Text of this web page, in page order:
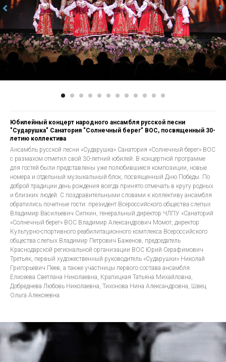
Юбилейный концерт народного ансамбля русской песни
"Сударушка" Санатория "Солнечный берег" ВОС, посвященный 30-
летию коллектива
Ансамбль русской песни «Сударушка» Санатория «Солнечный берег» ВОС
с размахом отметил свой 30-летний юбилей. В концертной программе
для гостей были представлены уже полюбившиеся композиции, новые
номера и отдельный музыкальный блок, посвященный Дню Победы. По
доброй традиции день рождения всегда принято отмечать в кругу родных
и близких людей. С поздравительными словами к коллективу ансамбля
обратились почетные гости: президент Всероссийского общества слепых
Владимир Васильевич Сипкин, генеральный директор ЧЛПУ «Санаторий
«Солнечный берег» ВОС Владимир Александрович Момот, директор
Культурно-спортивного реабилитационного комплекса Всероссийского
общества слепых Владимир Петрович Баженов, председатель
Краснодарской региональной организации ВОС Юрий Серафимович
Третьяк, первый художественный руководитель «Сударушки» Николай
Григорьевич Пеев, а также участницы первого состава ансамбля:
Елисеева Светлана Николаевна, Крапицкая Татьяна Михайловна,
Добреднева Любовь Николаевна, Тихонова Нина Александровна, Швец
Ольга Алексеевна.